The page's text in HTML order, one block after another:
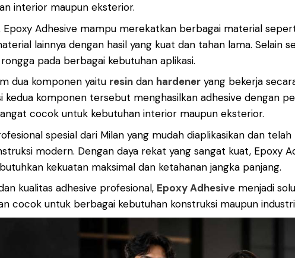
interior maupun eksterior.
Adhesive mampu merekatkan berbagai material
lainnya dengan hasil yang kuat dan tahan lama. Selain
pada berbagai kebutuhan aplikasi.
dua komponen yaitu resin dan hardener yang bekerja
kedua komponen tersebut menghasilkan adhesive dengan
cocok untuk kebutuhan interior maupun eksterior.
spesial dari Milan yang mudah diaplikasikan dan
modern. Dengan daya rekat yang sangat kuat, Epoxy
kekuatan maksimal dan ketahanan jangka panjang.
kualitas adhesive profesional, Epoxy Adhesive menjadi
cocok untuk berbagai kebutuhan konstruksi maupun